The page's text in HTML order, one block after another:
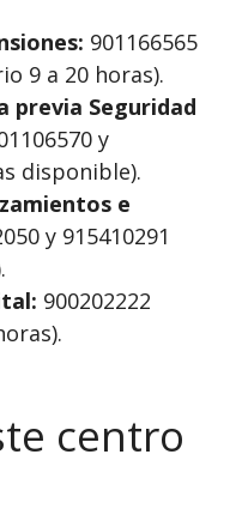
901166565
9 a 20 horas).
previa Seguridad
y
disponible).
e
y 915410291
900202222
centro